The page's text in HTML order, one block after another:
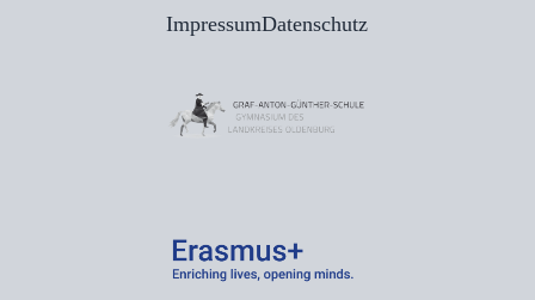
ImpressumDatenschutz